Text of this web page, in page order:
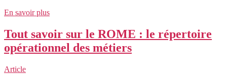
En savoir plus
Tout savoir sur le ROME : le répertoire
opérationnel des métiers
Article